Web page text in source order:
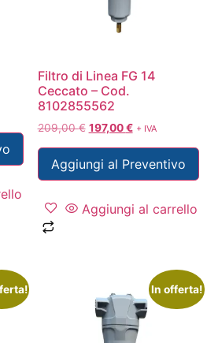
Filtro di Linea FG 14
Ceccato – Cod.
8102855562
209,00€ 197,00€ + IVA
Aggiungi al Preventivo
Aggiungi al carrello
In offerta!